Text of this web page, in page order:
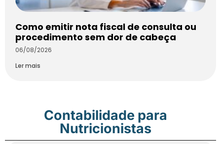
Como emitir nota fiscal de consulta ou
procedimento sem dor de cabeça
06/08/2026
Ler mais
Contabilidade para
Nutricionistas